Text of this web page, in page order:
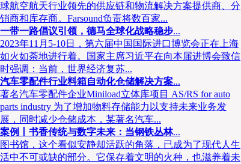
球航空航天行业领先的供应链和物流解决方案提供商、分
销商和库存商。Farsound负责将数百家...
一带一路倡议引领，德马全球化战略稳步...
2023年11月5-10日，第六届中国国际进口博览会正在上海
如火如荼地进行着。国家主席习近平在向本届进博会致信
时强调：当前，世界经济复苏...
汽车零配件行业料箱自动化仓储解决方案...
著名汽车零配件企业Miniload立体库项目 AS/RS for auto
parts industry 为了增加物料存储能力以支持未来业务发
展，同时减少仓储成本，某著名汽车...
案例丨书香传统与数字未来：当钢铁丛林...
图书馆，这个看似安静却活跃的角落，已成为了现代人生
活中不可或缺的部分。它保存着文明的火种，也滋养着未